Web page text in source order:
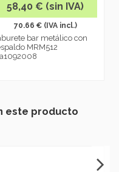
58,40 € (sin IVA)
70.66 € (IVA incl.)
bar metálico con
MRM512
este producto